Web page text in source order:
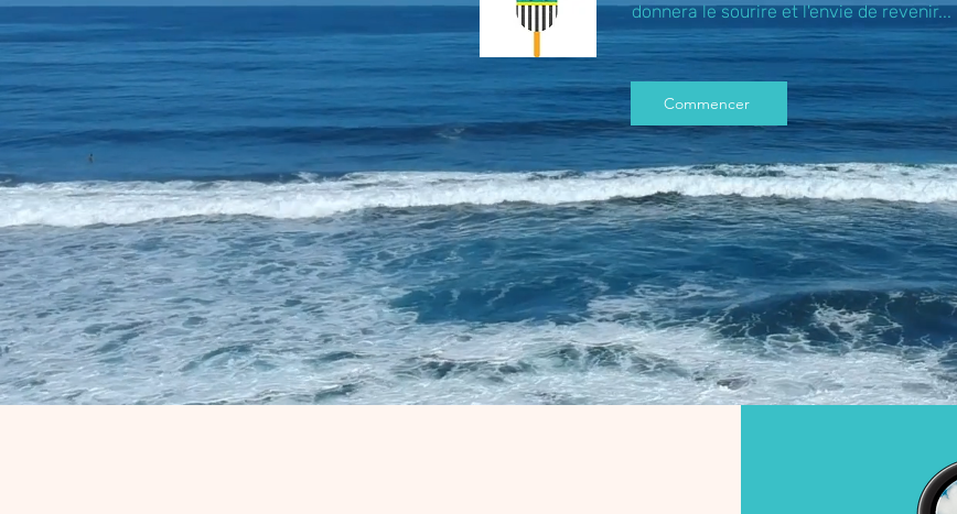
donnera le sourire et l'envie de revenir...
Commencer